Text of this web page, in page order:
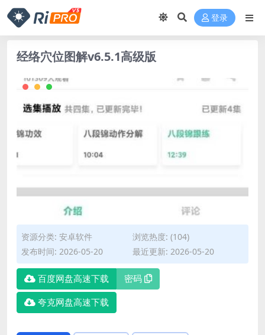
登录
经络穴位图解v6.5.1高级版
资源分类: 安卓软件
浏览热度: (104)
发布时间: 2026-05-20
最近更新: 2026-05-20
百度网盘高速下载 密码
夸克网盘高速下载